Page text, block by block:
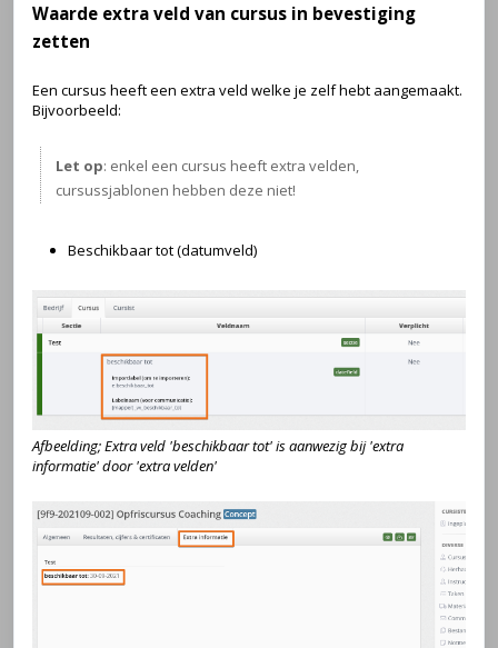
Waarde extra veld van cursus in bevestiging
zetten
Een cursus heeft een extra veld welke je zelf hebt aangemaakt.
Bijvoorbeeld:
Let op: enkel een cursus heeft extra velden,
cursussjablonen hebben deze niet!
Beschikbaar tot (datumveld)
Afbeelding; Extra veld 'beschikbaar tot' is aanwezig bij 'extra
informatie' door 'extra velden'